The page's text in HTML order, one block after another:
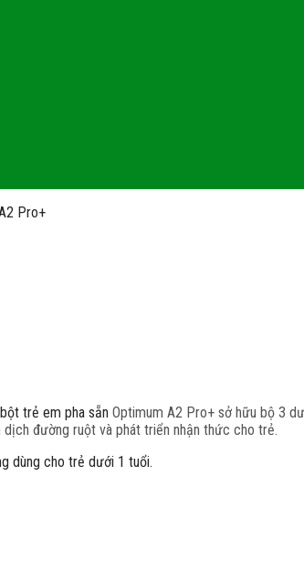
Pro+
trẻ em pha sẵn Optimum A2 Pro+ sở hữu bộ 3
dịch đường ruột và phát triển nhận thức cho trẻ.
dùng cho trẻ dưới 1 tuổi.